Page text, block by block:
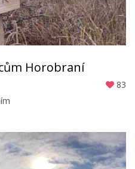
Horobraní
83